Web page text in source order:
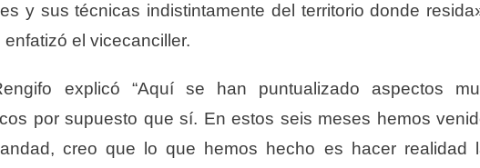
y sus técnicas indistintamente del territorio donde
el vicecanciller.
explicó “Aquí se han puntualizado aspectos
por supuesto que sí. En estos seis meses hemos
creo que lo que hemos hecho es hacer realidad